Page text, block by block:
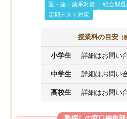
医・歯・薬系対策
総合型
定期テスト対策
授業料の目安 （
小学生 詳細はお問い
中学生 詳細はお問い
高校生 詳細はお問い